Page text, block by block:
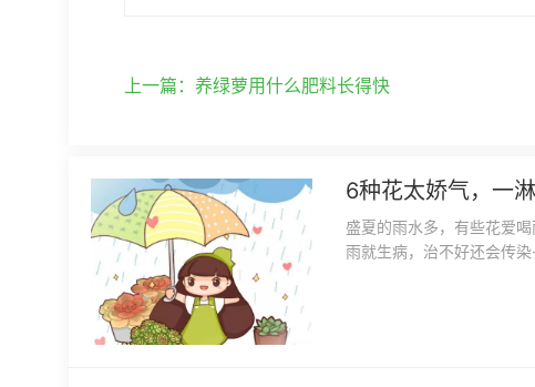
上一篇： 养绿萝用什么肥料长得快
6种花太娇气，一
盛夏的雨水多，有些花爱
雨就生病，治不好还会传染